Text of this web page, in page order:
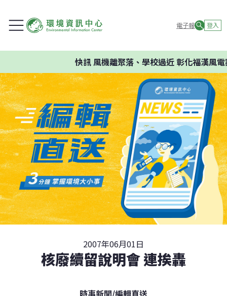
電子報 登入
快訊風機離聚落、學校過近 彰化福漢風電
2007年06月01日
核廢續留說明會 連挨轟
時事新聞/編輯直送